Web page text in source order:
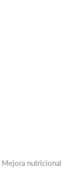
Mejora nutricional